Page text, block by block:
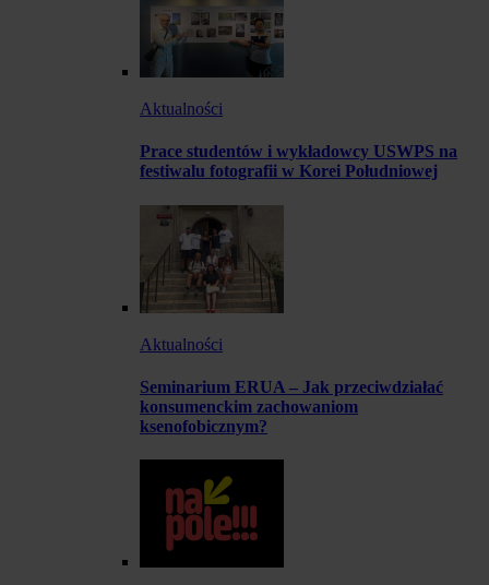
Aktualności
Prace studentów i wykładowcy USWPS na
festiwalu fotografii w Korei Południowej
Aktualności
Seminarium ERUA – Jak przeciwdziałać
konsumenckim zachowaniom
ksenofobicznym?